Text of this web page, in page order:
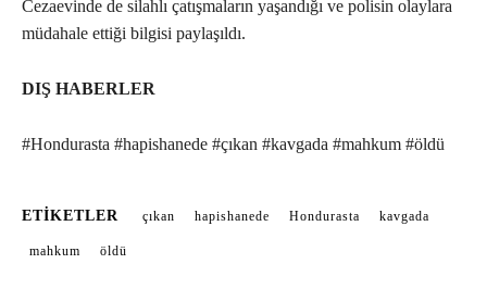
Cezaevinde de silahlı çatışmaların yaşandığı ve polisin olaylara
müdahale ettiği bilgisi paylaşıldı.
DIŞ HABERLER
#Hondurasta #hapishanede #çıkan #kavgada #mahkum #öldü
ETIKETLER çıkan hapishanede Hondurasta kavgada
mahkum öldü